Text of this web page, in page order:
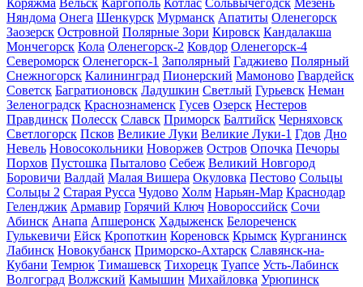
Коряжма Вельск Каргополь Котлас Сольвычегодск Мезень
Няндома Онега Шенкурск Мурманск Апатиты Оленегорск
Заозерск Островной Полярные Зори Кировск Кандалакша
Мончегорск Кола Оленегорск-2 Ковдор Оленегорск-4
Североморск Оленегорск-1 Заполярный Гаджиево Полярный
Снежногорск Калининград Пионерский Мамоново Гвардейск
Советск Багратионовск Ладушкин Светлый Гурьевск Неман
Зеленоградск Краснознаменск Гусев Озерск Нестеров
Правдинск Полесск Славск Приморск Балтийск Черняховск
Светлогорск Псков Великие Луки Великие Луки-1 Гдов Дно
Невель Новосокольники Новоржев Остров Опочка Печоры
Порхов Пустошка Пыталово Себеж Великий Новгород
Боровичи Валдай Малая Вишера Окуловка Пестово Сольцы
Сольцы 2 Старая Русса Чудово Холм Нарьян-Мар Краснодар
Геленджик Армавир Горячий Ключ Новороссийск Сочи
Абинск Анапа Апшеронск Хадыженск Белореченск
Гулькевичи Ейск Кропоткин Кореновск Крымск Курганинск
Лабинск Новокубанск Приморско-Ахтарск Славянск-на-
Кубани Темрюк Тимашевск Тихорецк Туапсе Усть-Лабинск
Волгоград Волжский Камышин Михайловка Урюпинск